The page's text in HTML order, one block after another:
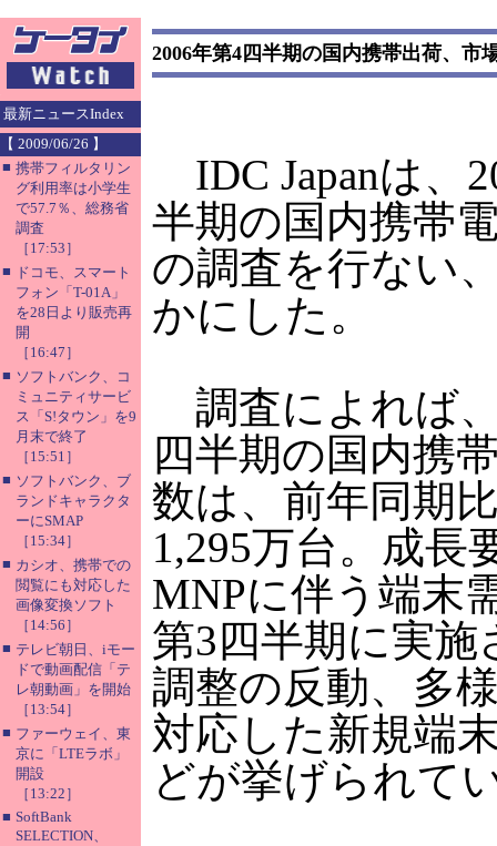
最新ニュースIndex
【 2009/06/26 】
■ 携帯フィルタリン
グ利用率は小学生
で57.7％、総務省
調査
［17:53］
■ ドコモ、スマート
フォン「T-01A」
を28日より販売再
開
［16:47］
■ ソフトバンク、コ
ミュニティサービ
ス「S!タウン」を9
月末で終了
［15:51］
■ ソフトバンク、ブ
ランドキャラクタ
ーにSMAP
［15:34］
■ カシオ、携帯での
閲覧にも対応した
画像変換ソフト
［14:56］
■ テレビ朝日、iモー
ドで動画配信「テ
レ朝動画」を開始
［13:54］
■ ファーウェイ、東
京に「LTEラボ」
開設
［13:22］
■ SoftBank
SELECTION、
2006年第4四半期の国内携帯出荷、市
IDC Japanは、
半期の国内携帯
の調査を行ない
かにした。
調査によれば
四半期の国内携
数は、前年同期
1,295万台。成長
MNPに伴う端末
第3四半期に実施
調整の反動、多
対応した新規端
どが挙げられて